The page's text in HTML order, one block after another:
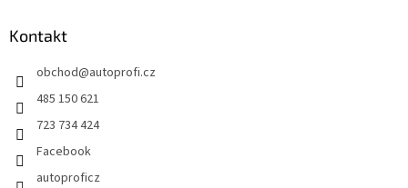
Kontakt
obchod@autoprofi.cz
485 150 621
723 734 424
Facebook
autoproficz